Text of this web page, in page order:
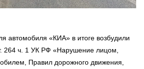
автомобиля «КИА» в итоге возбудили
264 ч. 1 УК РФ «Нарушение лицом,
Правил дорожного движения,